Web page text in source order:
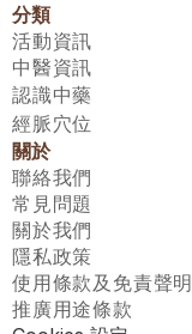
分類
活動資訊
中醫資訊
認識中藥
經脈穴位
關於
聯絡我們
常見問題
關於我們
隱私政策
使用條款及免責聲明
推廣用途條款